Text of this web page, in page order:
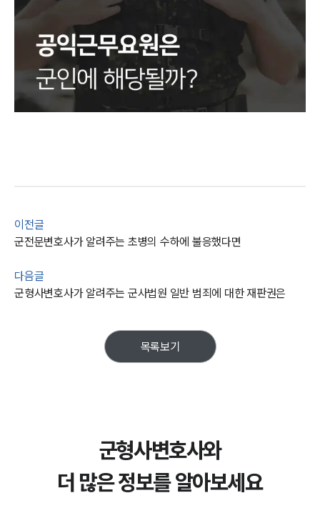
이전글
군전문변호사가 알려주는 초병의 수하에 불응했다면
다음글
군형사변호사가 알려주는 군사법원 일반 범죄에 대한 재판권은
목록보기
군형사변호사와
더 많은 정보를 알아보세요